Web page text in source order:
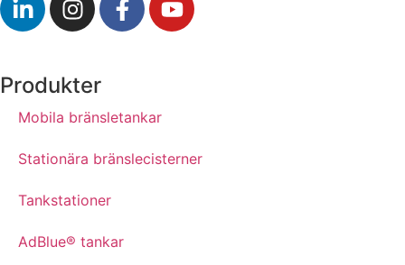
Produkter
Mobila bränsletankar
Stationära bränslecisterner
Tankstationer
AdBlue® tankar